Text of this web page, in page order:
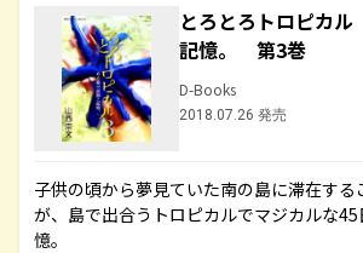
とろとろトロピカ
記憶。 第3巻
D-Books
2018.07.26 発売
子供の頃から夢見ていた南の島に滞在す
が、島で出合うトロピカルでマジカルな
憶。